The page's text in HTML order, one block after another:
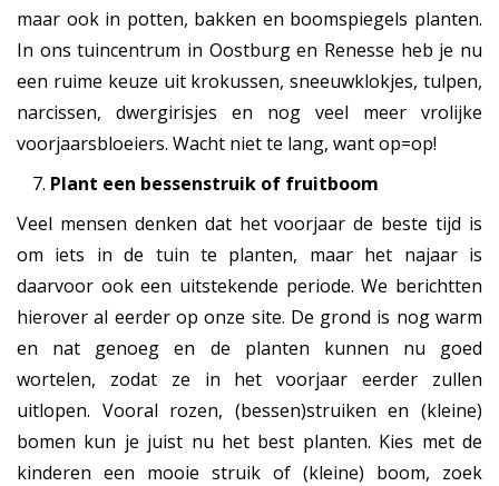
maar ook in potten, bakken en boomspiegels planten.
In ons tuincentrum in Oostburg en Renesse heb je nu
een ruime keuze uit krokussen, sneeuwklokjes, tulpen,
narcissen, dwergirisjes en nog veel meer vrolijke
voorjaarsbloeiers. Wacht niet te lang, want op=op!
Plant een bessenstruik of fruitboom
Veel mensen denken dat het voorjaar de beste tijd is
om iets in de tuin te planten, maar het najaar is
daarvoor ook een uitstekende periode. We berichtten
hierover al eerder op onze site. De grond is nog warm
en nat genoeg en de planten kunnen nu goed
wortelen, zodat ze in het voorjaar eerder zullen
uitlopen. Vooral rozen, (bessen)struiken en (kleine)
bomen kun je juist nu het best planten. Kies met de
kinderen een mooie struik of (kleine) boom, zoek